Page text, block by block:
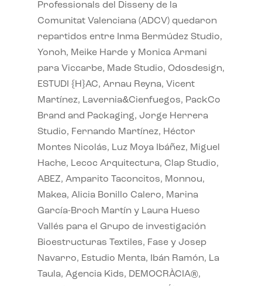
Professionals del Disseny de la
Comunitat Valenciana (ADCV) quedaron
repartidos entre Inma Bermúdez Studio,
Yonoh, Meike Harde y Monica Armani
para Viccarbe, Made Studio, Odosdesign,
ESTUDI {H}AC, Arnau Reyna, Vicent
Martínez, Lavernia&Cienfuegos, PackCo
Brand and Packaging, Jorge Herrera
Studio, Fernando Martínez, Héctor
Montes Nicolás, Luz Moya Ibáñez, Miguel
Hache, Lecoc Arquitectura, Clap Studio,
ABEZ, Amparito Taconcitos, Monnou,
Makea, Alicia Bonillo Calero, Marina
García-Broch Martín y Laura Hueso
Vallés para el Grupo de investigación
Bioestructuras Textiles, Fase y Josep
Navarro, Estudio Menta, Ibán Ramón, La
Taula, Agencia Kids, DEMOCRÀCIA®,